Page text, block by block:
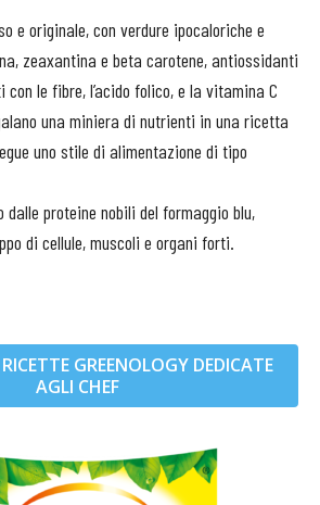
e originale, con verdure ipocaloriche e
zeaxantina e beta carotene, antiossidanti
con le fibre, l’acido folico, e la vitamina C
una miniera di nutrienti in una ricetta
uno stile di alimentazione di tipo
proteine nobili del formaggio blu,
di cellule, muscoli e organi forti.
GREENOLOGY DEDICATE
AGLI CHEF